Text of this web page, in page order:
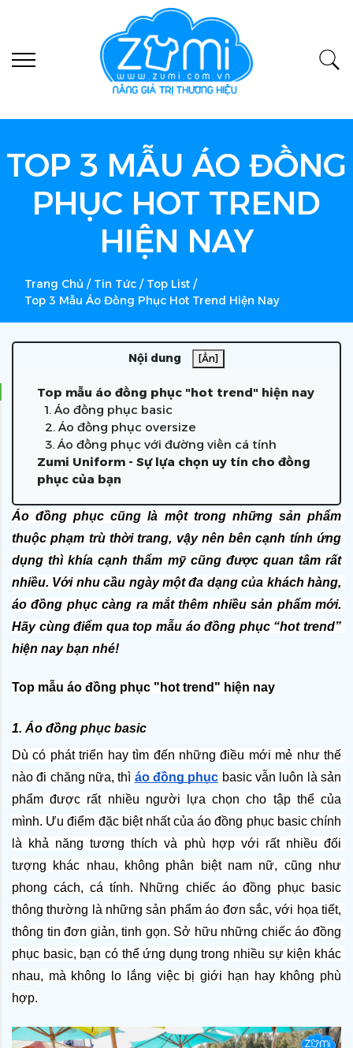
TOP 3 MẪU ÁO ĐỒNG
PHỤC HOT TREND
HIỆN NAY
Trang Chủ / Tin Tức / Top List /
Top 3 Mẫu Áo Đồng Phục Hot Trend Hiện Nay
Nội dung [Ẩn]
Top mẫu áo đồng phục "hot trend" hiện nay
1. Áo đồng phục basic
2. Áo đồng phục oversize
3. Áo đồng phục với đường viền cá tính
Zumi Uniform - Sự lựa chọn uy tín cho đồng
phục của bạn
Áo đồng phục cũng là một trong những sản phẩm
thuộc phạm trù thời trang, vậy nên bên cạnh tính ứng
dụng thì khía cạnh thẩm mỹ cũng được quan tâm rất
nhiều. Với nhu cầu ngày một đa dạng của khách hàng,
áo đồng phục càng ra mắt thêm nhiều sản phẩm mới.
Hãy cùng điểm qua top mẫu áo đồng phục “hot trend”
hiện nay bạn nhé!
Top mẫu áo đồng phục "hot trend" hiện nay
1. Áo đồng phục basic
Dù có phát triển hay tìm đến những điều mới mẻ như thế
nào đi chăng nữa, thì áo đồng phục basic vẫn luôn là sản
phẩm được rất nhiều người lựa chọn cho tập thể của
mình. Ưu điểm đặc biệt nhất của áo đồng phục basic chính
là khả năng tương thích và phù hợp với rất nhiều đối
tượng khác nhau, không phân biệt nam nữ, cũng như
phong cách, cá tính. Những chiếc áo đồng phục basic
thông thường là những sản phẩm áo đơn sắc, với họa tiết,
thông tin đơn giản, tinh gọn. Sở hữu những chiếc áo đồng
phục basic, bạn có thể ứng dụng trong nhiều sự kiện khác
nhau, mà không lo lắng việc bị giới hạn hay không phù
hợp.